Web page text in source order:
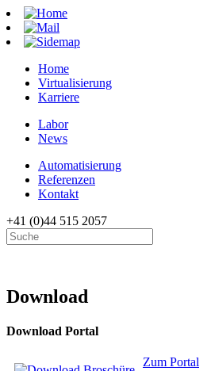
Home
Virtualisierung
Karriere
Labor
News
Automatisierung
Referenzen
Kontakt
+41 (0)44 515 2057
Download
Download Portal
Zum Portal